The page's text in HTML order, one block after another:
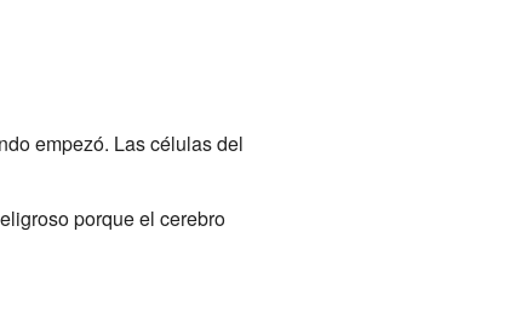
empezó. Las células del
porque el cerebro